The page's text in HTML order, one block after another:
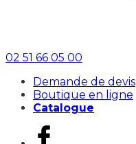
02 51 66 05 00
Demande de devis
Boutique en ligne
Catalogue